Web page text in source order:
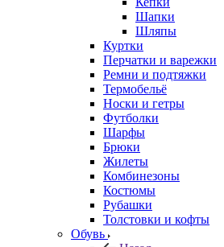
Шапки
Шляпы
Куртки
Перчатки и варежки
Ремни и подтяжки
Термобельё
Носки и гетры
Футболки
Шарфы
Брюки
Жилеты
Комбинезоны
Костюмы
Рубашки
Толстовки и кофты
Обувь